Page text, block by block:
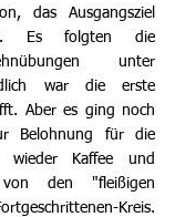
das Ausgangsziel
Es folgten die
unter
war die erste
Aber es ging noch
Belohnung für die
wieder Kaffee und
von den "fleißigen
Kreis.